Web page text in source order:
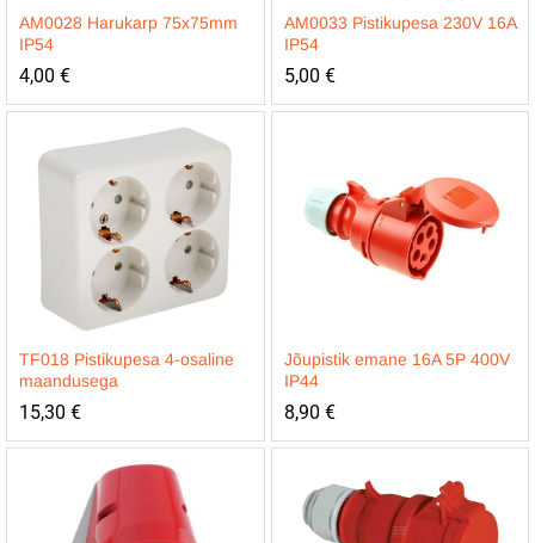
AM0028 Harukarp 75x75mm
IP54
4,00 €
AM0033 Pistikupesa 230V 16A
IP54
5,00 €
TF018 Pistikupesa 4-osaline
maandusega
15,30 €
Jõupistik emane 16A 5P 400V
IP44
8,90 €